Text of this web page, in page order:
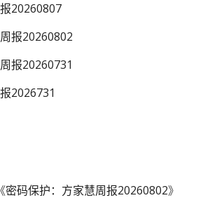
20260807
报20260802
报20260731
2026731
密码保护：方家慧周报20260802》